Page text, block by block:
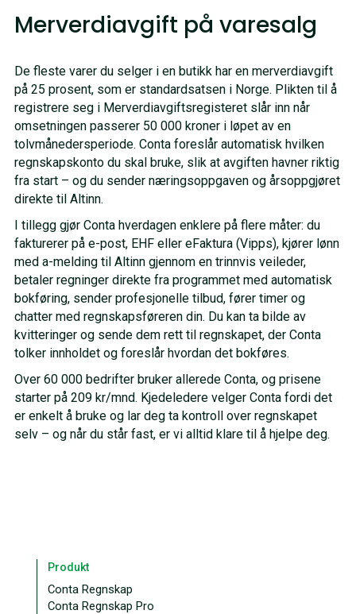
Merverdiavgift på varesalg
De fleste varer du selger i en butikk har en merverdiavgift
på 25 prosent, som er standardsatsen i Norge. Plikten til å
registrere seg i Merverdiavgiftsregisteret slår inn når
omsetningen passerer 50 000 kroner i løpet av en
tolvmånedersperiode. Conta foreslår automatisk hvilken
regnskapskonto du skal bruke, slik at avgiften havner riktig
fra start – og du sender næringsoppgaven og årsoppgjøret
direkte til Altinn.
I tillegg gjør Conta hverdagen enklere på flere måter: du
fakturerer på e-post, EHF eller eFaktura (Vipps), kjører lønn
med a-melding til Altinn gjennom en trinnvis veileder,
betaler regninger direkte fra programmet med automatisk
bokføring, sender profesjonelle tilbud, fører timer og
chatter med regnskapsføreren din. Du kan ta bilde av
kvitteringer og sende dem rett til regnskapet, der Conta
tolker innholdet og foreslår hvordan det bokføres.
Over 60 000 bedrifter bruker allerede Conta, og prisene
starter på 209 kr/mnd. Kjedeledere velger Conta fordi det
er enkelt å bruke og lar deg ta kontroll over regnskapet
selv – og når du står fast, er vi alltid klare til å hjelpe deg.
Produkt
Conta Regnskap
Conta Regnskap Pro